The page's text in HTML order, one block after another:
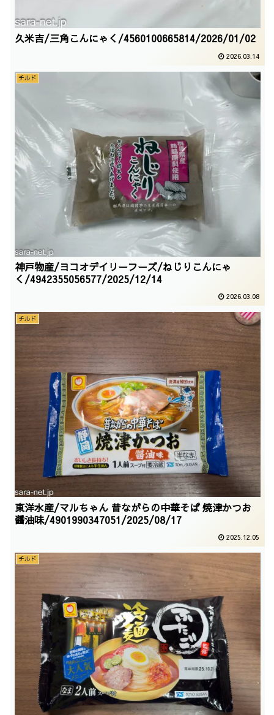
久米吉/三角こんにゃく/4560100665814/2026/01/02
2026.03.14
チルド
神戸物産/ヨコオデイリーフーズ/ねじりこんにゃ
く/4942355056577/2025/12/14
2026.03.08
チルド
東洋水産/マルちゃん 昔ながらの中華そば 焼津かつお
醤油味/4901990347051/2025/08/17
2025.12.05
チルド